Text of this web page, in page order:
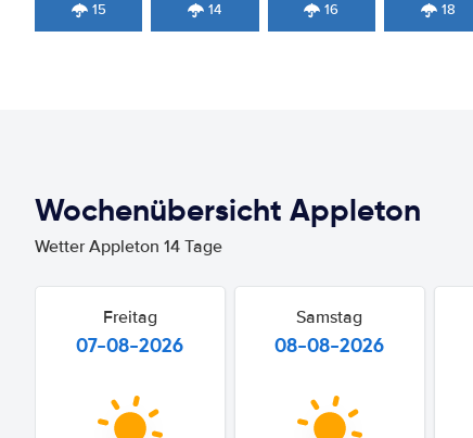
15 14 16 18
Wochenübersicht Appleton
Wetter Appleton 14 Tage
Freitag
07-08-2026
Samstag
08-08-2026